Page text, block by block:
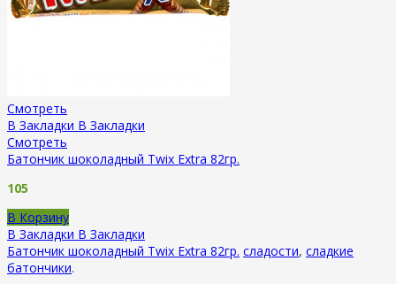
Смотреть
В Закладки В Закладки
Смотреть
Батончик шоколадный Twix Extra 82гр.
105
В Корзину
В Закладки В Закладки
Батончик шоколадный Twix Extra 82гр. сладости, сладкие
батончики.